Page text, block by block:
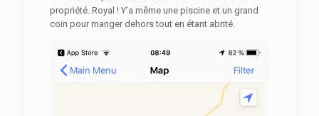
propriété. Royal ! Y’a même une piscine et un grand
coin pour manger dehors tout en étant abrité.